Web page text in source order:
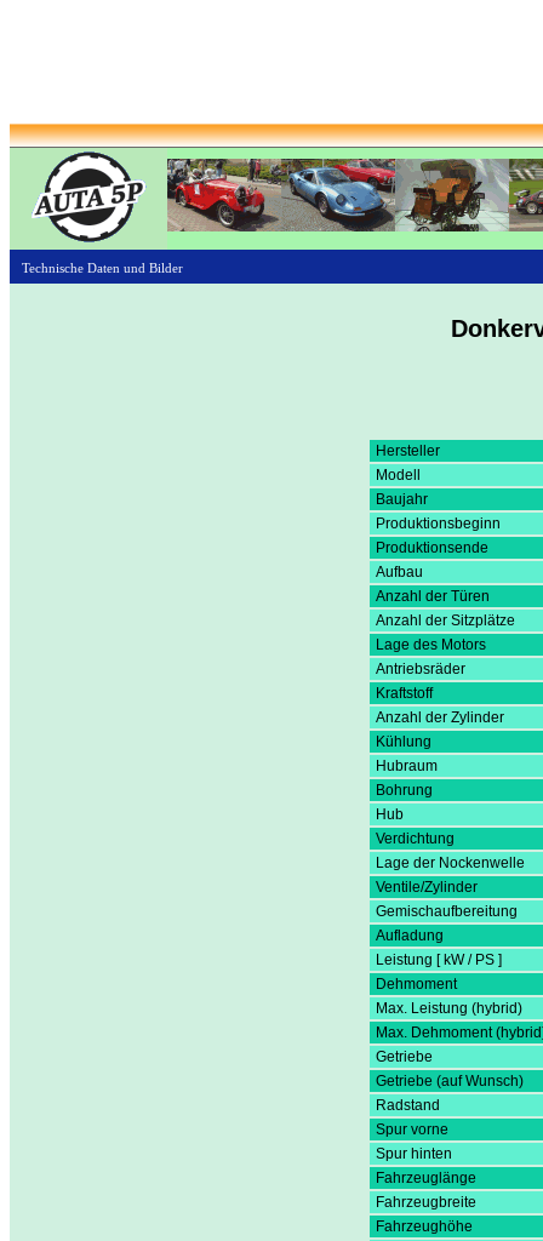
Technische Daten und Bilder
Hersteller
Modell
Baujahr
Produktionsbeginn
Produktionsende
Aufbau
Anzahl der Türen
Anzahl der Sitzplätze
Lage des Motors
Antriebsräder
Kraftstoff
Anzahl der Zylinder
Kühlung
Hubraum
Bohrung
Hub
Verdichtung
Lage der Nockenwelle
Ventile/Zylinder
Gemischaufbereitung
Aufladung
Leistung [ kW / PS ]
Dehmoment
Max. Leistung (hybrid)
Max. Dehmoment
Getriebe
Getriebe (auf Wunsch)
Radstand
Spur vorne
Spur hinten
Fahrzeuglänge
Fahrzeugbreite
Fahrzeughöhe